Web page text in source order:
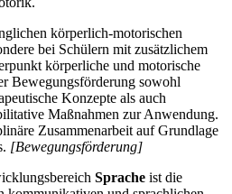
körperlich-motorischen
bei Schülern mit zusätzlichem
körperliche und motorische
Bewegungsförderung sowohl
Konzepte als auch
Maßnahmen zur Anwendung.
Zusammenarbeit auf Grundlage
[Bewegungsförderung]
Sprache ist die